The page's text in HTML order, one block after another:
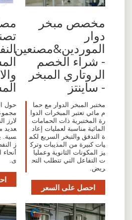
مخصص مبخر
دوار
الموردين&مصنعين
- شراء الخصم
الروتاري المبخر
- ساينتز
مختبر المبخر الدوار مع حما
م مائي تعتبر المبخرات الدوا
رة المختبرية ذات الحمامات
المائية مناسبة لعمليات إعاد
ة التدفق والتبخر السريع لكم
يات كبيرة من المذيبات وترك
يز المكونات الثانوية وعمليا
ت التفاعل التي تتطلب التح
ريض.
احصل على السعر
حول
لارز
عديد
سية.
ز
أنحاء
ى.